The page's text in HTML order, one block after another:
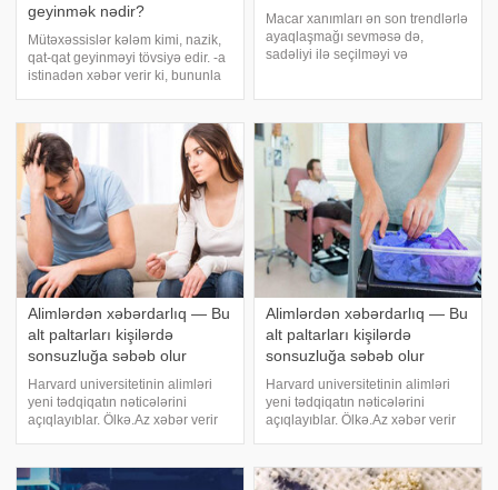
geyinmək nədir?
Mütəxəssislər kələm kimi, nazik,
qat-qat geyinməyi tövsiyə edir. -a
istinadən xəbər verir ki, bununla
hərəkətə əngəl olduğu üçün
tərləməyə səbəb olur. Qalın
paltarla
Macar xanımları ən son trendlərlə
ayaqlaşmağı sevməsə də,
sadəliyi ilə seçilməyi və
xas olan geyim üslubuna
baxanda onla
Alimlərdən xəbərdarlıq — Bu
alt paltarları kişilərdə
sonsuzluğa səbəb olur
Harvard universitetinin alimləri
yeni tədqiqatın nəticələrini
açıqlayıblar. Ölkə.Az xəbər verir
üçün ziyandır. Məlum olub ki, dar
Alimlərdən xəbərdarlıq — Bu
alt paltarları kişilərdə
sonsuzluğa səbəb olur
Harvard universitetinin alimləri
yeni tədqiqatın nəticələrini
açıqlayıblar. Ölkə.Az xəbər verir
üçün ziyandır. Məlum olub ki, dar